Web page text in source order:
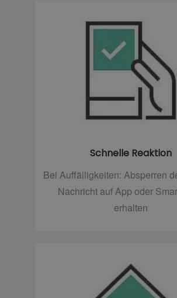
Schnelle Reaktion
Bei Auffälligkeiten: Absperren
Nachricht auf App oder
erhalten